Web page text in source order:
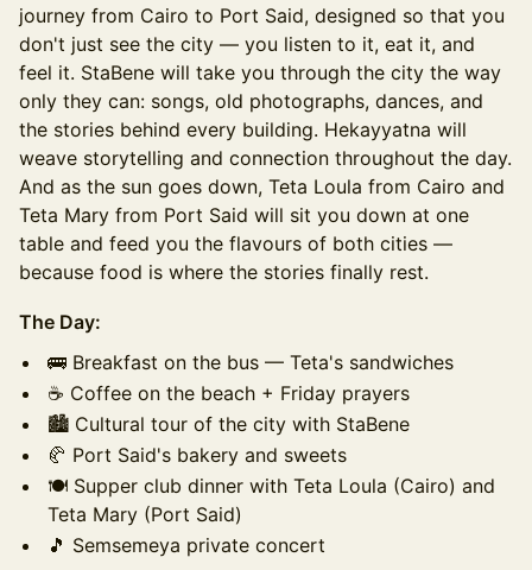
journey from Cairo to Port Said, designed so that you
don't just see the city — you listen to it, eat it, and
feel it. StaBene will take you through the city the way
only they can: songs, old photographs, dances, and
the stories behind every building. Hekayyatna will
weave storytelling and connection throughout the day.
And as the sun goes down, Teta Loula from Cairo and
Teta Mary from Port Said will sit you down at one
table and feed you the flavours of both cities —
because food is where the stories finally rest.
The Day:
🚌 Breakfast on the bus — Teta's sandwiches
☕ Coffee on the beach + Friday prayers
🏙️ Cultural tour of the city with StaBene
🥐 Port Said's bakery and sweets
🍽️ Supper club dinner with Teta Loula (Cairo) and
Teta Mary (Port Said)
🎵 Semsemeya private concert